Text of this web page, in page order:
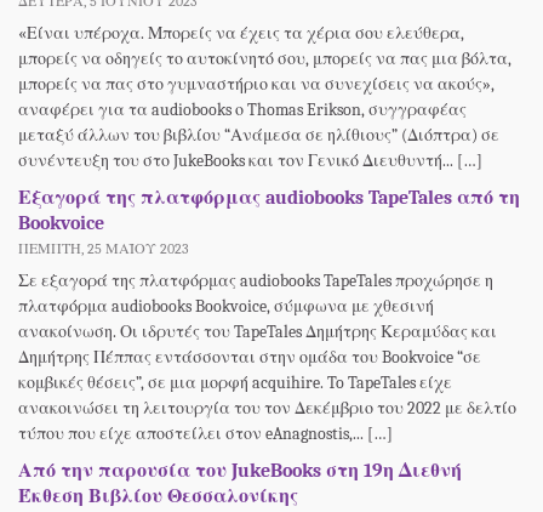
«Είναι υπέροχα. Μπορείς να έχεις τα χέρια σου ελεύθερα,
μπορείς να οδηγείς το αυτοκίνητό σου, μπορείς να πας μια βόλτα,
μπορείς να πας στο γυμναστήριο και να συνεχίσεις να ακούς»,
αναφέρει για τα audiobooks ο Thomas Erikson, συγγραφέας
μεταξύ άλλων του βιβλίου “Ανάμεσα σε ηλίθιους” (Διόπτρα) σε
συνέντευξη του στο JukeBooks και τον Γενικό Διευθυντή... […]
Εξαγορά της πλατφόρμας audiobooks TapeTales από τη
Bookvoice
ΠΈΜΠΤΗ, 25 ΜΑΪ́ΟΥ 2023
Σε εξαγορά της πλατφόρμας audiobooks TapeTales προχώρησε η
πλατφόρμα audiobooks Bookvoice, σύμφωνα με χθεσινή
ανακοίνωση. Οι ιδρυτές του TapeTales Δημήτρης Κεραμύδας και
Δημήτρης Πέππας εντάσσονται στην ομάδα του Bookvoice “σε
κομβικές θέσεις”, σε μια μορφή acquihire. To TapeTales είχε
ανακοινώσει τη λειτουργία του τον Δεκέμβριο του 2022 με δελτίο
τύπου που είχε αποστείλει στον eAnagnostis,... […]
Από την παρουσία του JukeBooks στη 19η Διεθνή
Έκθεση Βιβλίου Θεσσαλονίκης